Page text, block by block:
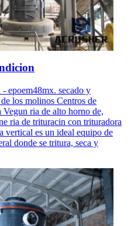
epoem48mx. secado y
los molinos Centros de
ria de alto horno de,
ria de trituracin con trituradora
vertical es un ideal equipo de
donde se tritura, seca y